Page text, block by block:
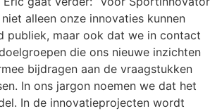
alleen onze innovaties kunnen
publiek, maar ook dat we in contact
die ons nieuwe inzichten
bijdragen aan de vraagstukken
In ons jargon noemen we dat het
In de innovatieprojecten wordt